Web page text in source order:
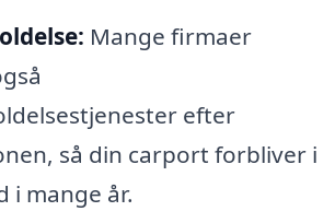
Mange firmaer
efter
så din carport forbliver i
i mange år.